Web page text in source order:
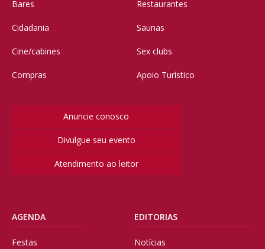
Bares
Cidadania
Cine/cabines
Compras
Restaurantes
Saunas
Sex clubs
Apoio Turístico
Anuncie conosco
Divulgue seu evento
Atendimento ao leitor
AGENDA
Festas
EDITORIAS
Notícias